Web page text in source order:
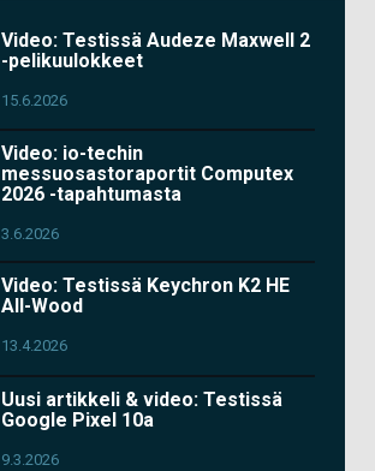
Video: Testissä Audeze Maxwell 2
-pelikuulokkeet
15.6.2026
Video: io-techin
messuosastoraportit Computex
2026 -tapahtumasta
3.6.2026
Video: Testissä Keychron K2 HE
All-Wood
13.4.2026
Uusi artikkeli & video: Testissä
Google Pixel 10a
9.3.2026